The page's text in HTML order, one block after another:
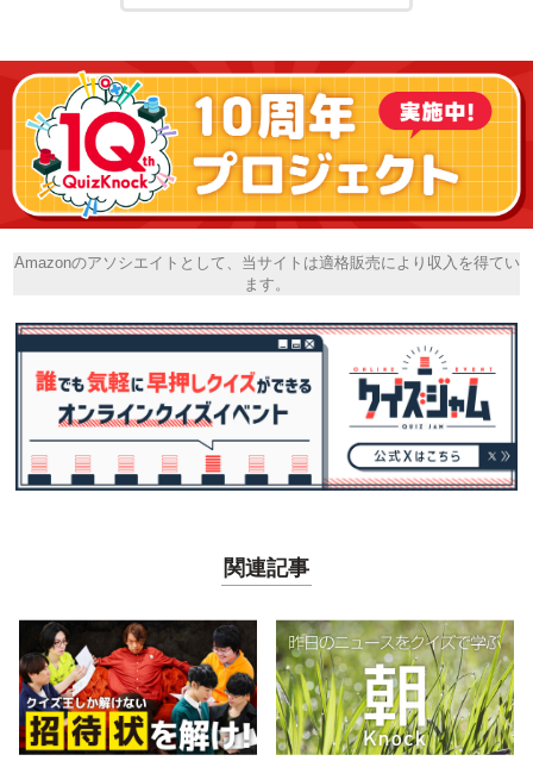
Amazonのアソシエイトとして、当サイトは適格販売により収入を得てい
ます。
関連記事